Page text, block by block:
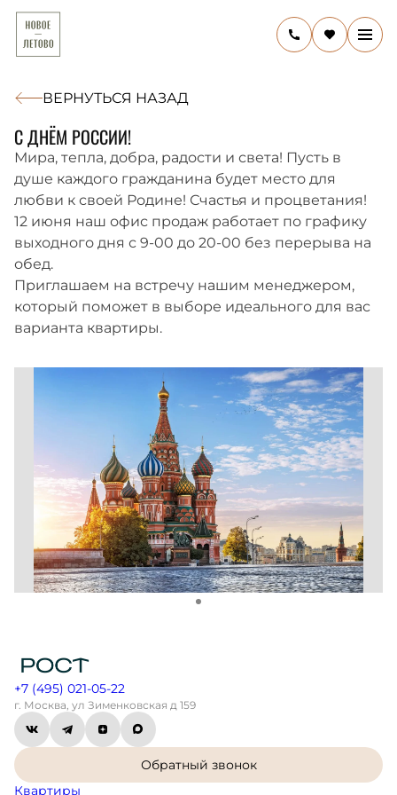
ВЕРНУТЬСЯ НАЗАД
С ДНЁМ РОССИИ!
Мира, тепла, добра, радости и света! Пусть в
душе каждого гражданина будет место для
любви к своей Родине! Счастья и процветания!
12 июня наш офис продаж работает по графику
выходного дня с 9-00 до 20-00 без перерыва на
обед.
Приглашаем на встречу нашим менеджером,
который поможет в выборе идеального для вас
варианта квартиры.
+7 (495) 021-05-22
г. Москва, ул Зименковская д 159
Обратный звонок
Квартиры